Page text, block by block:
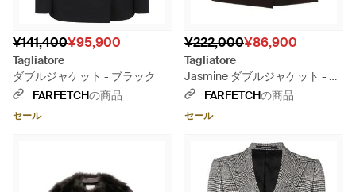
¥141,400¥95,900
Tagliatore
ダブルジャケット - ブラック
FARFETCHの商品
セール
¥222,000¥86,900
Tagliatore
Jasmine ダブルジャケット - ブ
ラックFARFETCHの商品
セール